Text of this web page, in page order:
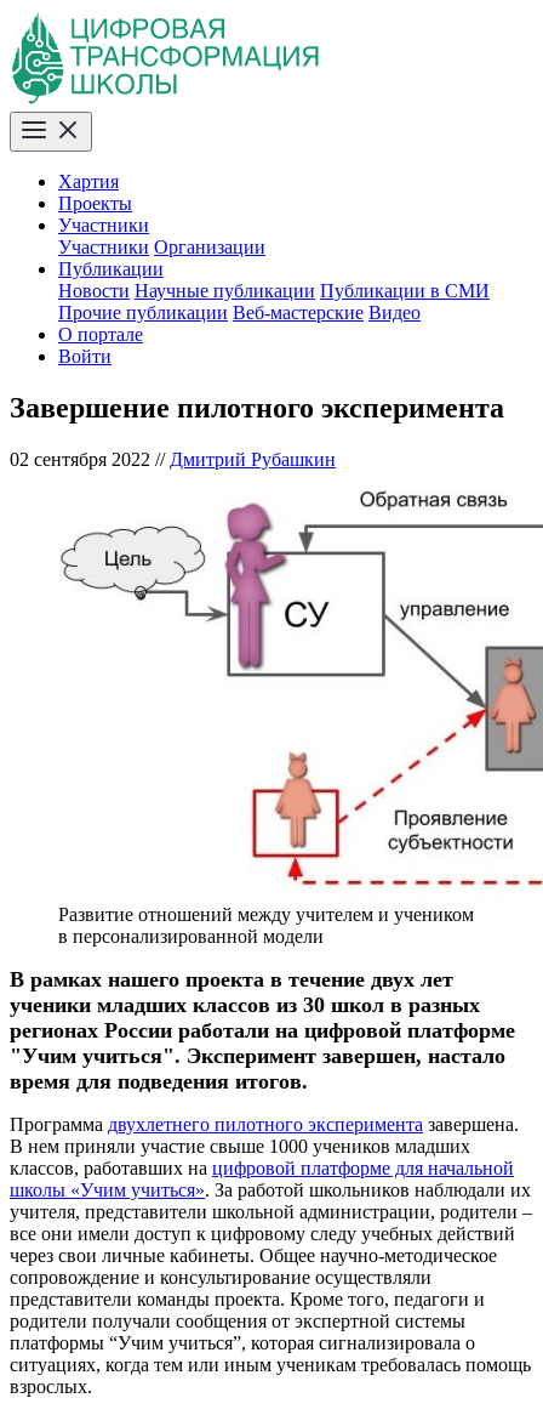
Хартия
Проекты
Участники
Участники Организации
Публикации
Новости Научные публикации Публикации в СМИ
Прочие публикации Веб-мастерские Видео
О портале
Войти
Завершение пилотного эксперимента
02 сентября 2022 // Дмитрий Рубашкин
Развитие отношений между учителем и учеником
в персонализированной модели
В рамках нашего проекта в течение двух лет
ученики младших классов из 30 школ в разных
регионах России работали на цифровой платформе
"Учим учиться". Эксперимент завершен, настало
время для подведения итогов.
Программа двухлетнего пилотного эксперимента завершена.
В нем приняли участие свыше 1000 учеников младших
классов, работавших на цифровой платформе для начальной
школы «Учим учиться». За работой школьников наблюдали их
учителя, представители школьной администрации, родители –
все они имели доступ к цифровому следу учебных действий
через свои личные кабинеты. Общее научно-методическое
сопровождение и консультирование осуществляли
представители команды проекта. Кроме того, педагоги и
родители получали сообщения от экспертной системы
платформы “Учим учиться”, которая сигнализировала о
ситуациях, когда тем или иным ученикам требовалась помощь
взрослых.